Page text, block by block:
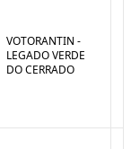
VOTORANTIN -
LEGADO VERDE
DO CERRADO